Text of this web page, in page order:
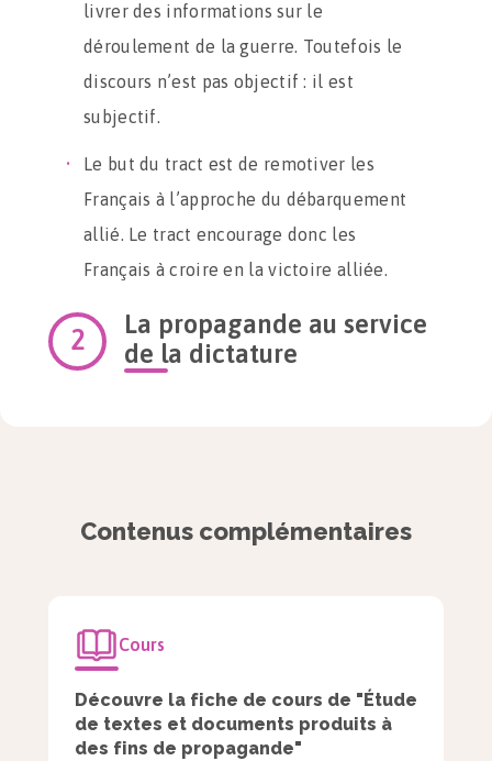
livrer des informations sur le
déroulement de la guerre. Toutefois le
discours n’est pas objectif : il est
subjectif.
Le but du tract est de remotiver les
Français à l’approche du débarquement
allié. Le tract encourage donc les
Français à croire en la victoire alliée.
La propagande au service
de la dictature
propagande afin de convaincre du bien-
communication bien rôdée afin de
maintenir le peuple sous leur joug.
Les dictatures utilisent également la
Contenus complémentaires
Cours
Découvre la fiche de cours de "Étude
de textes et documents produits à
des fins de propagande"